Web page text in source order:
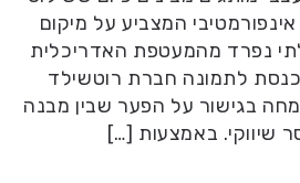
המצביע על מיקום
נפרד מהמעטפת האדריכלית
לתמונה חברת רוטשילד
בגישור על הפער שבין מבנה
שיווקי. באמצעות […]